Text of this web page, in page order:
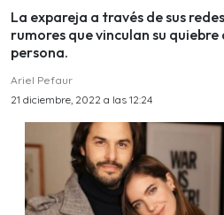
La expareja a través de sus
rumores que vinculan su
persona.
Ariel Pefaur
21 diciembre, 2022 a las 12:24